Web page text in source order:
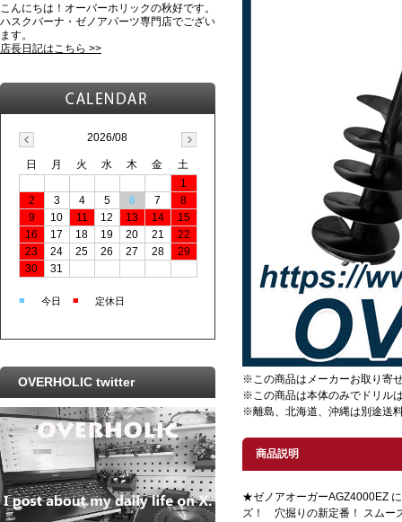
※この商品はメーカーお取り寄
※この商品は本体のみでドリル
※離島、北海道、沖縄は別途送
商品説明
★ゼノアオーガーAGZ4000EZ
ズ！ 穴掘りの新定番！ スムー
こんにちは！オーバーホリックの秋好です。
ハスクバーナ・ゼノアパーツ専門店でござい
ます。
店長日記はこちら >>
2026/08
日 月 火 水 木 金
土
1
2
3 4 5 6 7
8
9
10 11 12 13 14
15
16
17 18 19 20 21
22
23
24 25 26 27 28
29
30
31
■ 今日 ■ 定休日
OVERHOLIC twitter